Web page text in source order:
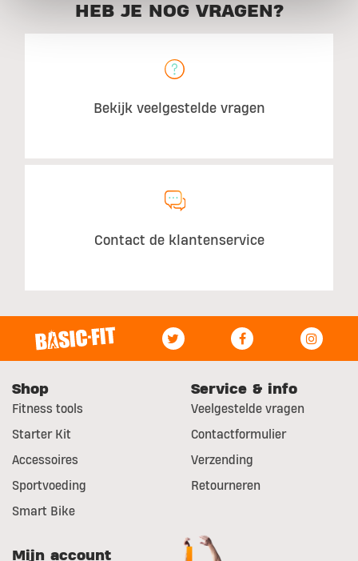
HEB JE NOG VRAGEN?
Bekijk veelgestelde vragen
Contact de klantenservice
Shop
Fitness tools
Starter Kit
Accessoires
Sportvoeding
Smart Bike
Service & info
Veelgestelde vragen
Contactformulier
Verzending
Retourneren
Mijn account